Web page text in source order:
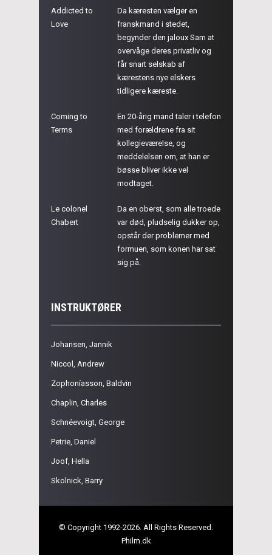
Addicted to
Love
Da kæresten vælger en
franskmand i stedet,
begynder den jaloux Sam at
overvåge deres privatliv og
får snart selskab af
kærestens nye elskers
tidligere kæreste.
Coming to
Terms
En 20-årig mand taler i telefon
med forældrene fra sit
kollegieværelse, og
meddelelsen om, at han er
bøsse bliver ikke vel
modtaget.
Le colonel
Chabert
Da en oberst, som alle troede
var død, pludselig dukker op,
opstår der problemer med
formuen, som konen har sat
sig på.
INSTRUKTØRER
Johansen, Jannik
Niccol, Andrew
Zophoníasson, Baldvin
Chaplin, Charles
Schnéevoigt, George
Petrie, Daniel
Joof, Hella
Skolnick, Barry
© Copyright 1992-2026. All Rights Reserved.
Philm.dk